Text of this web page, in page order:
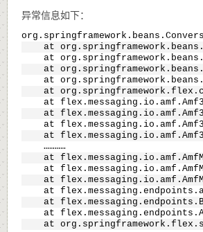
异常信息如下：
at
at
at
at
at
at
at
at
at
    …………
at
at
at
at
at
at
at